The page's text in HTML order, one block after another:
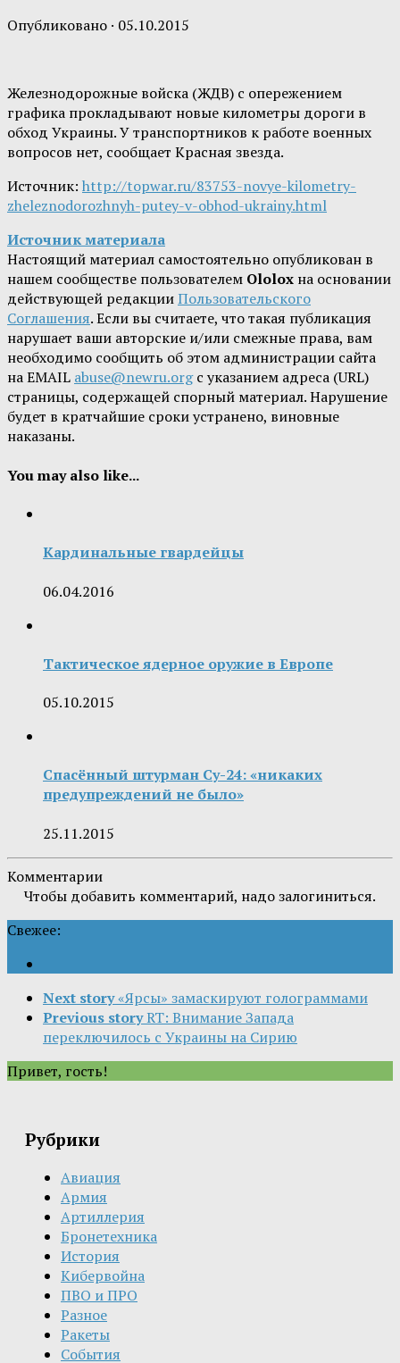
Опубликовано · 05.10.2015
Железнодорожные войска (ЖДВ) с опережением
графика прокладывают новые километры дороги в
обход Украины. У транспортников к работе военных
вопросов нет, сообщает Красная звезда.
Источник: http://topwar.ru/83753-novye-kilometry-
zheleznodorozhnyh-putey-v-obhod-ukrainy.html
Источник материала
Настоящий материал самостоятельно опубликован в
нашем сообществе пользователем Ololox на основании
действующей редакцииПользовательского
Соглашения. Если вы считаете, что такая публикация
нарушает ваши авторские и/или смежные права, вам
необходимо сообщить об этом администрации сайта
на EMAIL abuse@newru.orgс указанием адреса (URL)
страницы, содержащей спорный материал. Нарушение
будет в кратчайшие сроки устранено, виновные
наказаны.
You may also like...
Кардинальные гвардейцы
06.04.2016
Тактическое ядерное оружие в Европе
05.10.2015
Спасённый штурман Су-24: «никаких
предупреждений не было»
25.11.2015
Комментарии
Чтобы добавить комментарий, надо залогиниться.
Свежее:
Next story«Ярсы» замаскируют голограммами
Previous storyRT: Внимание Запада
переключилось с Украины на Сирию
Привет, гость!
Рубрики
Авиация
Армия
Артиллерия
Бронетехника
История
Кибервойна
ПВО и ПРО
Разное
Ракеты
События